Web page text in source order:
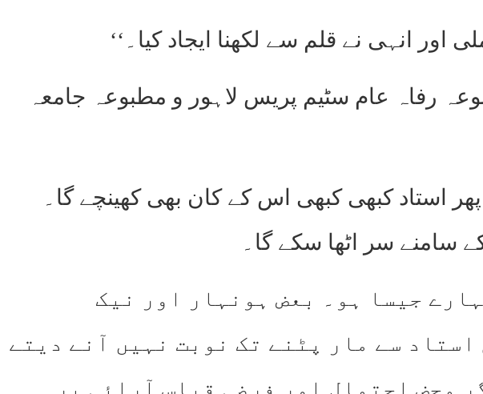
اور انہی نے قلم سے لکھنا ایجاد کیا۔‘‘
ہشام مترجم اردو جلد ۱ صفحہ ۱ مطبوعہ رفاہ عام سٹیم پریس لاہور و مطبوعہ جامعہ
استاد کبھی کبھی اس کے کان بھی کھینچے گا۔
سامنے سر اٹھا سکے گا۔
جیسا ہو۔ بعض ہونہار اور نیک
سے مار پٹنے تک نوبت نہیں آنے دیتے
محض احتمال اور فرضی قیاس آرائی پر